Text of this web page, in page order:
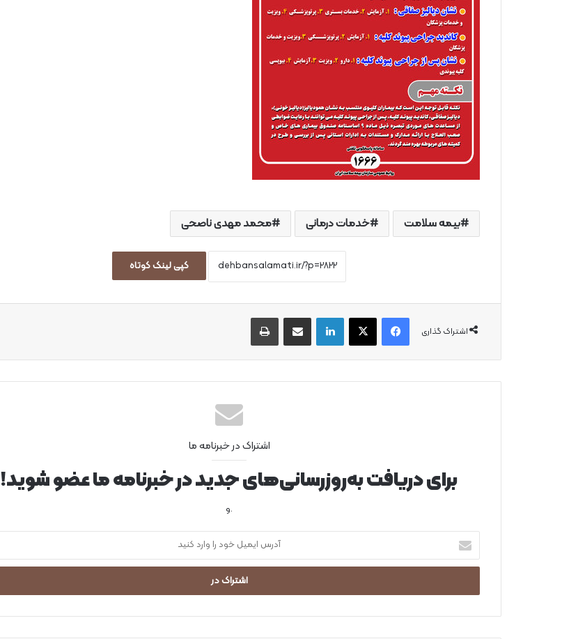
بیمه سلامت خدمات درمانی محمد مهدی ناصحی
کپی لینک کوتاه
اشتراک گذاری
فیس بوک لینکدین از طریق ایمیل به اشتراک بگذارید
اشتراک در خبرنامه ما
برای دریافت به‌روزرسانی‌های جدید در خبرنامه ما عضو شوید!
.و
ر
ا